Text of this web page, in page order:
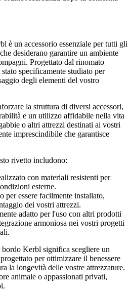
è un accessorio essenziale per tutti gli
desiderano garantire un ambiente
Progettato dal rinomato
specificamente studiato per
degli elementi del vostro
la struttura di diversi accessori,
e un utilizzo affidabile nella vita
o altri attrezzi destinati ai vostri
imprescindibile che garantisce
rivetto includono:
con materiali resistenti per
esterne.
per essere facilmente installato,
dei vostri attrezzi.
adatto per l'uso con altri prodotti
armoniosa nei vostri progetti
Kerbl significa scegliere un
per ottimizzare il benessere
la longevità delle vostre attrezzature.
animale o appassionati privati,